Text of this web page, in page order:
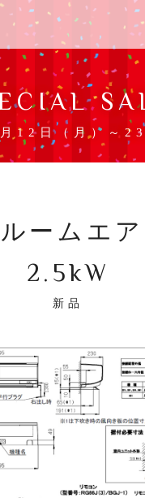
12日（月）～
ームエ
2.5kW
新品